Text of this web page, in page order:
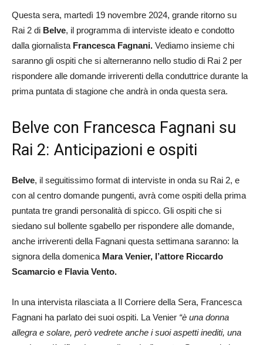
Questa sera, martedì 19 novembre 2024, grande ritorno su
Rai 2 di Belve, il programma di interviste ideato e condotto
dalla giornalista Francesca Fagnani. Vediamo insieme chi
saranno gli ospiti che si alterneranno nello studio di Rai 2 per
rispondere alle domande irriverenti della conduttrice durante la
prima puntata di stagione che andrà in onda questa sera.
Belve con Francesca Fagnani su
Rai 2: Anticipazioni e ospiti
Belve, il seguitissimo format di interviste in onda su Rai 2, e
con al centro domande pungenti, avrà come ospiti della prima
puntata tre grandi personalità di spicco. Gli ospiti che si
siedano sul bollente sgabello per rispondere alle domande,
anche irriverenti della Fagnani questa settimana saranno: la
signora della domenica Mara Venier, l’attore Riccardo
Scamarcio e Flavia Vento.
In una intervista rilasciata a Il Corriere della Sera, Francesca
Fagnani ha parlato dei suoi ospiti. La Venier “è una donna
allegra e solare, però vedrete anche i suoi aspetti inediti, una